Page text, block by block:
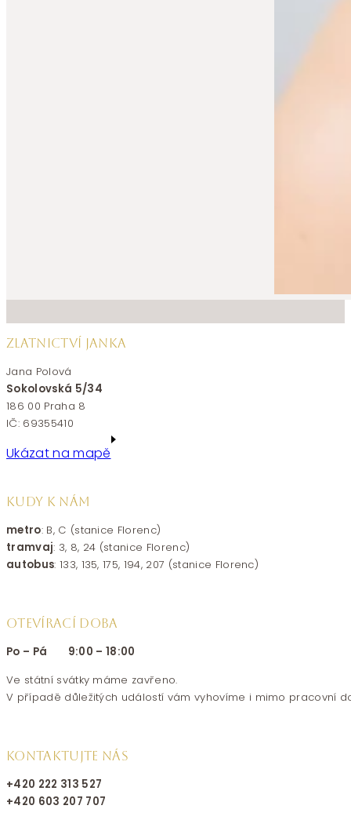
ZLATNICTVÍ JANKA
Jana Polová
Sokolovská 5/34
186 00 Praha 8
IČ: 69355410
Ukázat na mapě
KUDY K NÁM
metro: B, C (stanice Florenc)
tramvaj: 3, 8, 24 (stanice Florenc)
autobus: 133, 135, 175, 194, 207 (stanice Florenc)
OTEVÍRACÍ DOBA
Po – Pá 9:00 – 18:00
Ve státní svátky máme zavřeno.
V případě důležitých událostí vám vyhovíme i mimo pracovní
KONTAKTUJTE NÁS
+420 222 313 527
+420 603 207 707